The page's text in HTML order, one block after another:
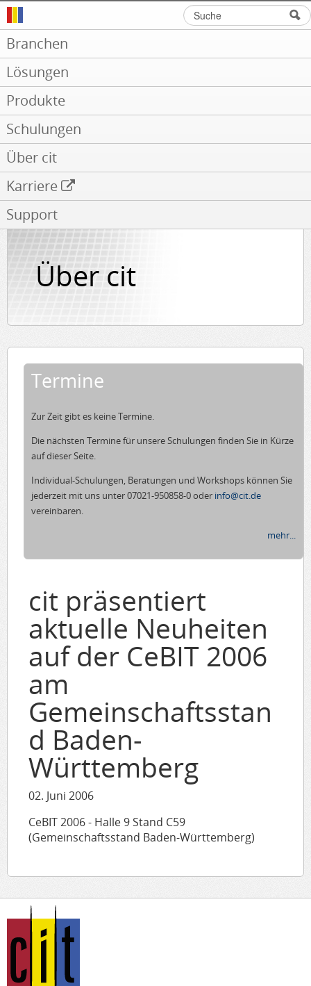
Branchen
Lösungen
Produkte
Schulungen
Über cit
Karriere
Support
Suchformular
Suche
Über cit
Termine
Zur Zeit gibt es keine Termine.
Die nächsten Termine für unsere Schulungen finden Sie in Kürze
auf dieser Seite.
Individual-Schulungen, Beratungen und Workshops können Sie
jederzeit mit uns unter 07021-950858-0 oder info@cit.de
vereinbaren.
mehr...
cit präsentiert
aktuelle Neuheiten
auf der CeBIT 2006
am
Gemeinschaftsstan
d Baden-
Württemberg
02. Juni 2006
CeBIT 2006 - Halle 9 Stand C59
(Gemeinschaftsstand Baden-Württemberg)